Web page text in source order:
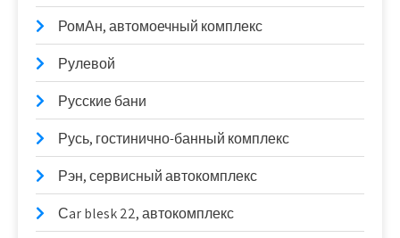
РомАн, автомоечный комплекс
Рулевой
Русские бани
Русь, гостинично-банный комплекс
Рэн, сервисный автокомплекс
Сar blesk 22, автокомплекс